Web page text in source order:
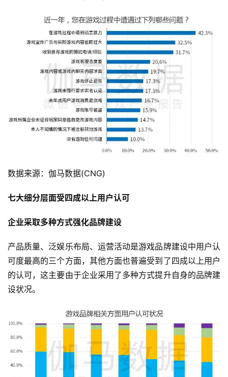
数据来源：伽马数据(CNG)
七大细分层面受四成以上用户认可
企业采取多种方式强化品牌建设
产品质量、泛娱乐布局、运营活动是游戏品牌建设中用户认
可度最高的三个方面，其他方面也普遍受到了四成以上用户
的认可，这主要由于企业采用了多种方式提升自身的品牌建
设状况。